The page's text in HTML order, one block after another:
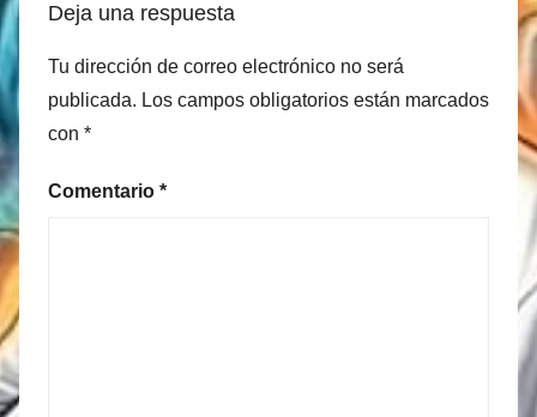
Deja una respuesta
Tu dirección de correo electrónico no será
publicada. Los campos obligatorios están marcados
con *
Comentario *